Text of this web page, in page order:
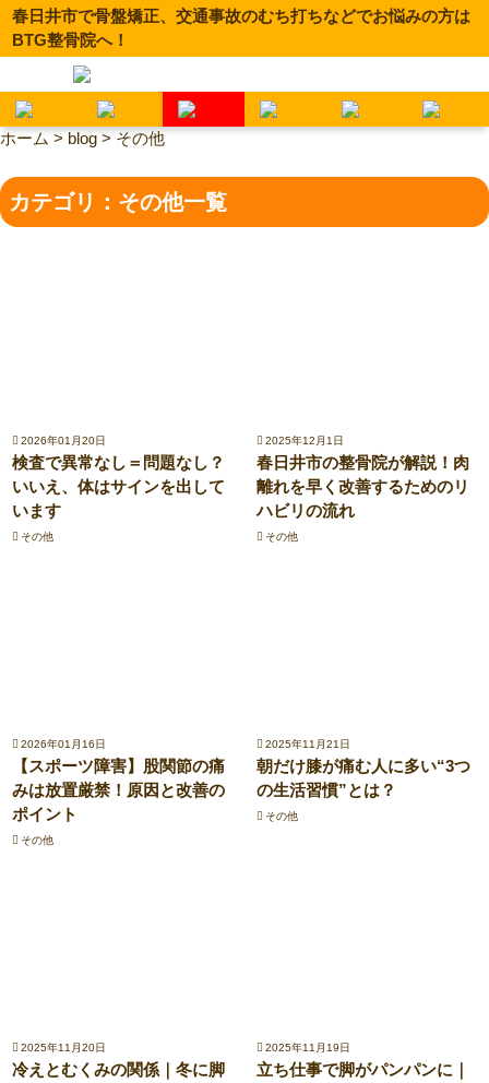
春日井市で骨盤矯正、交通事故のむち打ちなどでお悩みの方は
BTG整骨院へ！
ホーム > blog > その他
カテゴリ：その他一覧
2026年01月20日
検査で異常なし＝問題なし？
いいえ、体はサインを出して
います
その他
2025年12月1日
春日井市の整骨院が解説！肉
離れを早く改善するためのリ
ハビリの流れ
その他
2026年01月16日
【スポーツ障害】股関節の痛
みは放置厳禁！原因と改善の
ポイント
その他
2025年11月21日
朝だけ膝が痛む人に多い“3つ
の生活習慣”とは？
その他
2025年11月20日
冷えとむくみの関係｜冬に脚
2025年11月19日
立ち仕事で脚がパンパンに｜